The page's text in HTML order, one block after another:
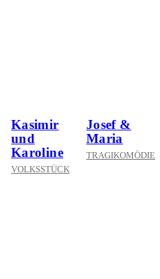
Kasimir
und
Karoline
VOLKSSTÜCK
Josef &
Maria
TRAGIKOMÖDIE